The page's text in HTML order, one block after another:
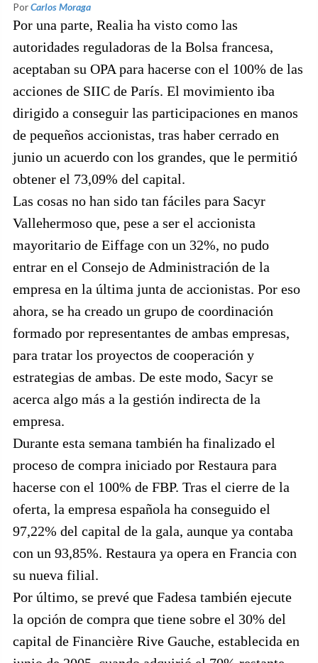
PorCarlos Moraga
Por una parte, Realia ha visto como las
autoridades reguladoras de la Bolsa francesa,
aceptaban su OPA para hacerse con el 100% de las
acciones de SIIC de París. El movimiento iba
dirigido a conseguir las participaciones en manos
de pequeños accionistas, tras haber cerrado en
junio un acuerdo con los grandes, que le permitió
obtener el 73,09% del capital.
Las cosas no han sido tan fáciles para Sacyr
Vallehermoso que, pese a ser el accionista
mayoritario de Eiffage con un 32%, no pudo
entrar en el Consejo de Administración de la
empresa en la última junta de accionistas. Por eso
ahora, se ha creado un grupo de coordinación
formado por representantes de ambas empresas,
para tratar los proyectos de cooperación y
estrategias de ambas. De este modo, Sacyr se
acerca algo más a la gestión indirecta de la
empresa.
Durante esta semana también ha finalizado el
proceso de compra iniciado por Restaura para
hacerse con el 100% de FBP. Tras el cierre de la
oferta, la empresa española ha conseguido el
97,22% del capital de la gala, aunque ya contaba
con un 93,85%. Restaura ya opera en Francia con
su nueva filial.
Por último, se prevé que Fadesa también ejecute
la opción de compra que tiene sobre el 30% del
capital de Financière Rive Gauche, establecida en